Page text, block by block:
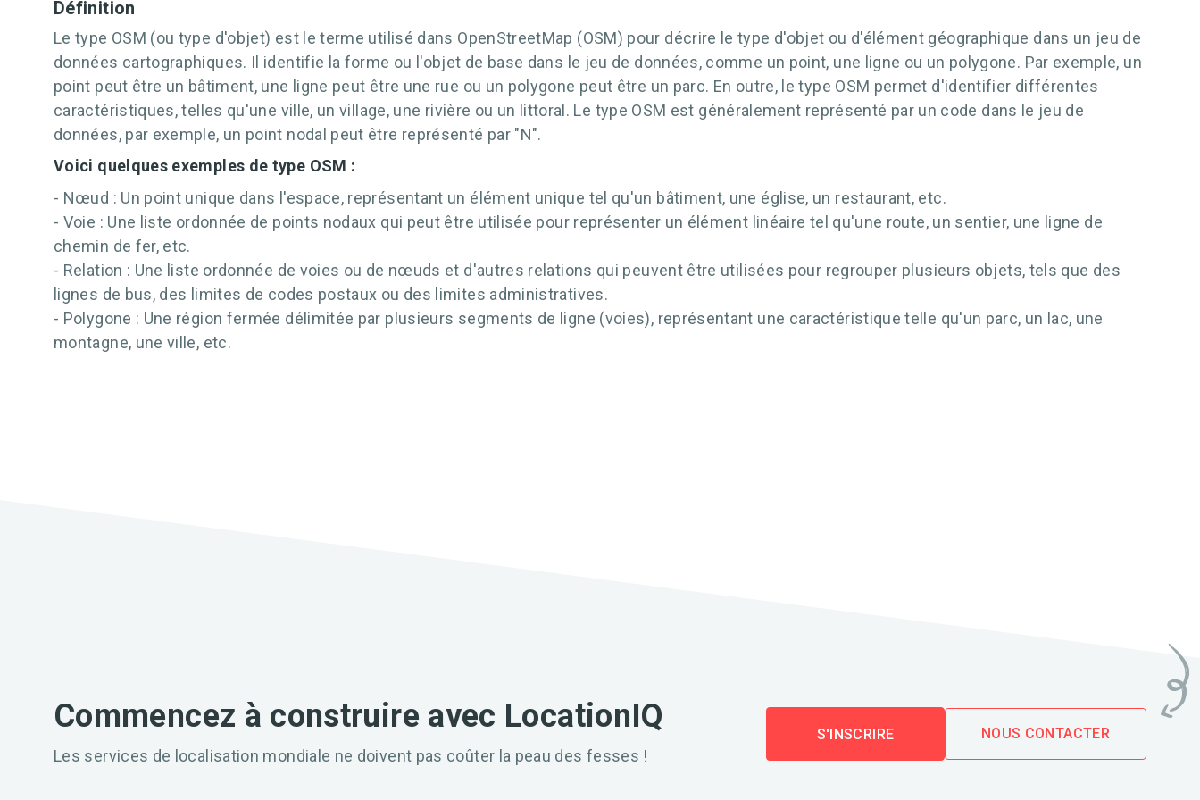
Définition
Le type OSM (ou type d'objet) est le terme utilisé dans OpenStreetMap (OSM) pour décrire le type d'objet ou d'élément géographique dans un jeu de
données cartographiques. Il identifie la forme ou l'objet de base dans le jeu de données, comme un point, une ligne ou un polygone. Par exemple, un
point peut être un bâtiment, une ligne peut être une rue ou un polygone peut être un parc. En outre, le type OSM permet d'identifier différentes
caractéristiques, telles qu'une ville, un village, une rivière ou un littoral. Le type OSM est généralement représenté par un code dans le jeu de
données, par exemple, un point nodal peut être représenté par "N".
Voici quelques exemples de type OSM :
- Nœud : Un point unique dans l'espace, représentant un élément unique tel qu'un bâtiment, une église, un restaurant, etc.
- Voie : Une liste ordonnée de points nodaux qui peut être utilisée pour représenter un élément linéaire tel qu'une route, un sentier, une ligne de
chemin de fer, etc.
- Relation : Une liste ordonnée de voies ou de nœuds et d'autres relations qui peuvent être utilisées pour regrouper plusieurs objets, tels que des
lignes de bus, des limites de codes postaux ou des limites administratives.
- Polygone : Une région fermée délimitée par plusieurs segments de ligne (voies), représentant une caractéristique telle qu'un parc, un lac, une
montagne, une ville, etc.
Commencez à construire avec LocationIQ
Les services de localisation mondiale ne doivent pas coûter la peau des fesses !
S'INSCRIRE NOUS CONTACTER